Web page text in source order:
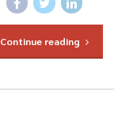
Continue reading